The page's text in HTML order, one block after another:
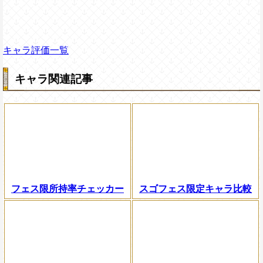
キャラ評価一覧
キャラ関連記事
フェス限所持率チェッカー スゴフェス限定キャラ比較